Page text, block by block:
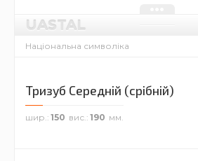
UASTAL
Національна символіка
Тризуб Середній (срібній)
шир. 150 вис. 190